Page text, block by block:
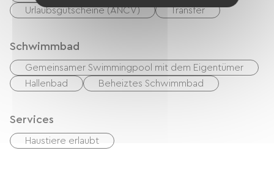
Urlaubsgutscheine (ANCV)
Transfer
Schwimmbad
Gemeinsamer Swimmingpool mit dem Eigentümer
Hallenbad
Beheiztes Schwimmbad
Services
Haustiere erlaubt